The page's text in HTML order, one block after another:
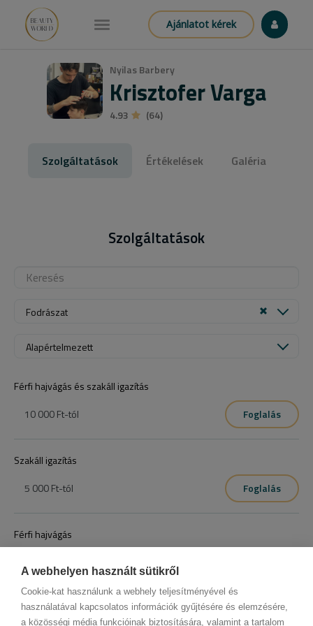
A webhelyen használt sütikről
Cookie-kat használunk a webhely teljesítményével és
használatával kapcsolatos információk gyűjtésére és elemzésére,
a közösségi média funkcióinak biztosítására, valamint a tartalom
Ajánlatot kérek
Nyilas Barbery
Krisztofer Varga
4.93 (64)
Szolgáltatások Értékelések Galéria
Szolgáltatások
Fodrászat
Alapértelmezett
Férfi hajvágás és szakáll igazítás
10 000 Ft-tól Foglalás
Szakáll igazítás
5 000 Ft-tól Foglalás
Férfi hajvágás